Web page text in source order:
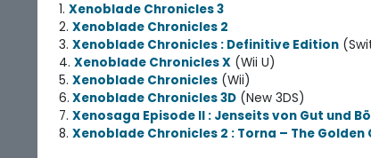
1. Xenoblade Chronicles 3
2. Xenoblade Chronicles 2
3. Xenoblade Chronicles : Definitive Edition
4. Xenoblade Chronicles X (Wii U)
5. Xenoblade Chronicles (Wii)
6. Xenoblade Chronicles 3D (New 3DS)
7. Xenosaga Episode II : Jenseits von Gut und
8. Xenoblade Chronicles 2 : Torna – The